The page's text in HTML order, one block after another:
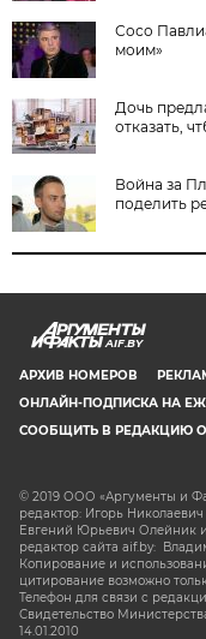
Сосо
моим»
Дочь
отказать,
Война за
поделить
AIF.BY
АРХИВ НОМЕРОВ
ОНЛАЙН-ПОДПИСКА НА
СООБЩИТЬ В РЕДАКЦИЮ
© 2019 ООО «Аргументы и
редактор: Игорь
Евгений Юрьевич Олейник
редактор сайта aif.by:
Копирование и
цитирование возможно
Телефон для связи с
Свидетельство
14.01.2010